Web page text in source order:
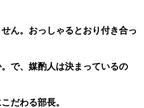
ん。おっしゃるとおり付き合っ
で、媒酌人は決まっているの
だわる部長。